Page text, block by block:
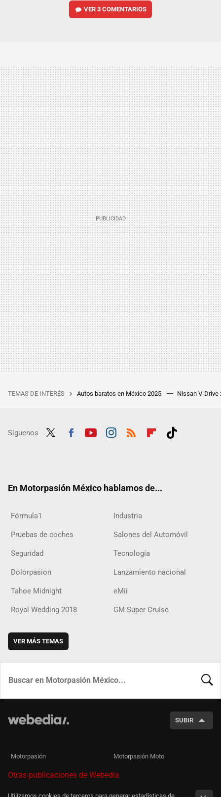
VER3 COMENTARIOS
TEMAS DE INTERÉS Autos baratos en México 2025 Nissan V-Drive
Síguenos
En Motorpasión México hablamos de...
Fórmula1 Industria
Pruebas de coches Salones del Automóvil
Seguridad Tecnología
Dolorpasion Lanzamiento nacional
Tahoe Midnight eMii
Royal Wedding 2018 GM Super Cruise
VER MÁS TEMAS
SUBIR
Motorpasión Motorpasión Moto
Otras publicaciones de Webedia